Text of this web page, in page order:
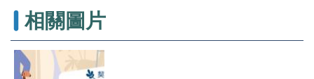
機
關
簡
介
相關圖片